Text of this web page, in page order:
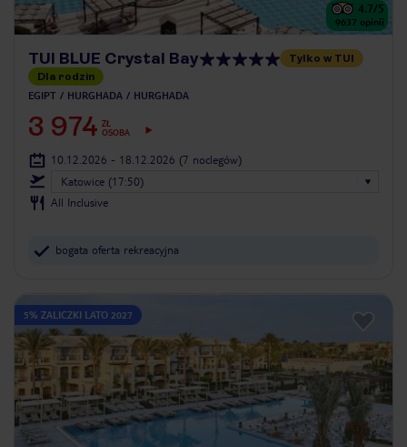
4.7/5
9637 opinii
TUI BLUE Crystal Bay
Tylko w TUI
Dla rodzin
EGIPT HURGHADA HURGHADA
3 974 ZŁ
OSOBA
10.12.2026 - 18.12.2026 (7 noclegów)
Katowice (17:50)
All Inclusive
bogata oferta rekreacyjna
5% ZALICZKI LATO 2027